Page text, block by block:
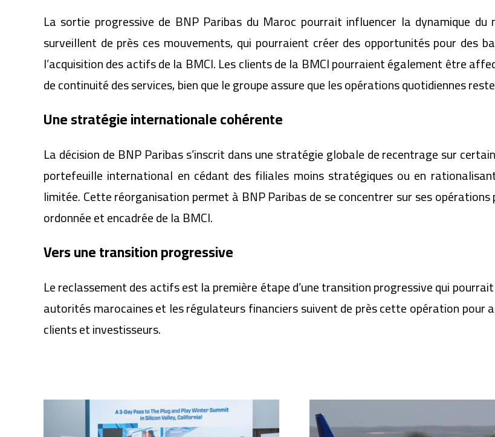
La sortie progressive de BNP Paribas du Maroc pourrait influencer la dynamique
surveillent de près ces mouvements, qui pourraient créer des opportunités pour des
l’acquisition des actifs de la BMCI. Les clients de la BMCI pourraient également être
de continuité des services, bien que le groupe assure que les opérations quotidiennes
Une stratégie internationale cohérente
La décision de BNP Paribas s’inscrit dans une stratégie globale de recentrage sur
portefeuille international en cédant des filiales moins stratégiques ou en
limitée. Cette réorganisation permet à BNP Paribas de se concentrer sur ses
ordonnée et encadrée de la BMCI.
Vers une transition progressive
Le reclassement des actifs est la première étape d’une transition progressive qui
autorités marocaines et les régulateurs financiers suivent de près cette opération
clients et investisseurs.